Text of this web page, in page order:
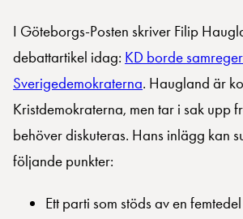
I Göteborgs-Posten skriver Filip
debattartikel idag: KD borde
Sverigedemokraterna. Haugland är
Kristdemokraterna, men tar i sak upp
behöver diskuteras. Hans inlägg kan
följande punkter:
Ett parti som stöds av en